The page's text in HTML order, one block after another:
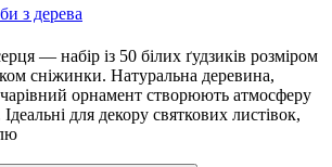
з дерева
— набір із 50 білих ґудзиків розміром
сніжинки. Натуральна деревина,
орнамент створюють атмосферу
для декору святкових листівок,